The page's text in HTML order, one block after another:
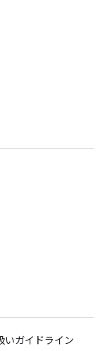
いガイドライン